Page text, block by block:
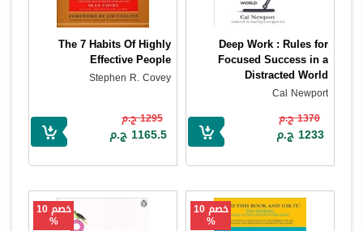
Deep Work : Rules for
Focused Success in a
Distracted World
Cal Newport
1370 ج.م
1233 ج.م
The 7 Habits Of Highly
Effective People
Stephen R. Covey
1295 ج.م
1165.5 ج.م
خصم 10
%
خصم 10
%